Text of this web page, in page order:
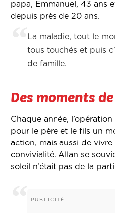
papa, Emmanuel, 43 ans
depuis près de 20 ans.
La maladie, tout le
tous touchés et puis
de famille.
Des moments
Chaque année,
pour le père et le fils un
action, mais aussi de
convivialité. Allan se
soleil n’était pas de la